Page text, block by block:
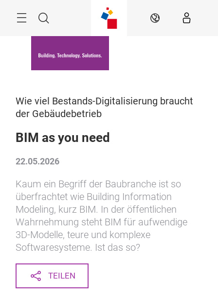
Suche DE
Wie viel Bestands-Digitalisierung braucht
der Gebäudebetrieb
BIM as you need
22.05.2026
Kaum ein Begriff der Baubranche ist so
überfrachtet wie Building Information
Modeling, kurz BIM. In der öffentlichen
Wahrnehmung steht BIM für aufwendige
3D-Modelle, teure und komplexe
Softwaresysteme. Ist das so?
TEILEN